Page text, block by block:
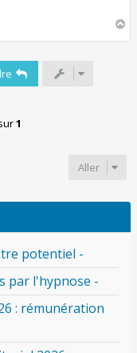
1
Aller
potentiel -
par l'hypnose -
: rémunération